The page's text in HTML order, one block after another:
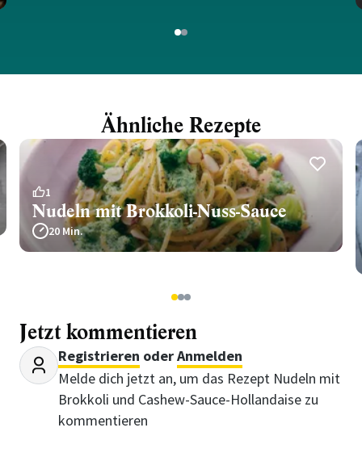
12
Ähnliche Rezepte
1
Nudeln mit Brokkoli-Nuss-Sauce
20 Min.
123
Jetzt kommentieren
Registrieren oderAnmelden
Melde dich jetzt an, um das Rezept Nudeln mit
Brokkoli und Cashew-Sauce-Hollandaise zu
kommentieren